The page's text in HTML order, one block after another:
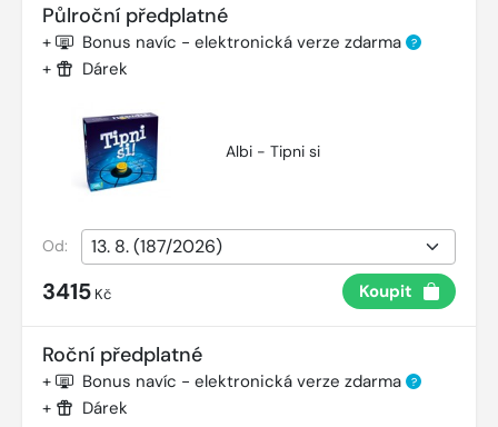
Půlroční předplatné
+ Bonus navíc - elektronická verze zdarma ?
+ Dárek
Albi - Tipni si
Od:
3415 Kč Koupit
Roční předplatné
+ Bonus navíc - elektronická verze zdarma ?
+ Dárek